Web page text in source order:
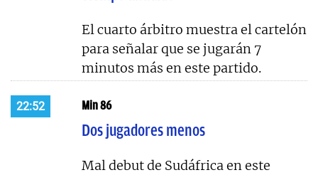
El cuarto árbitro muestra el cartelón
para señalar que se jugarán 7
minutos más en este partido.
22:52 Min 86
Dos jugadores menos
Mal debut de Sudáfrica en este